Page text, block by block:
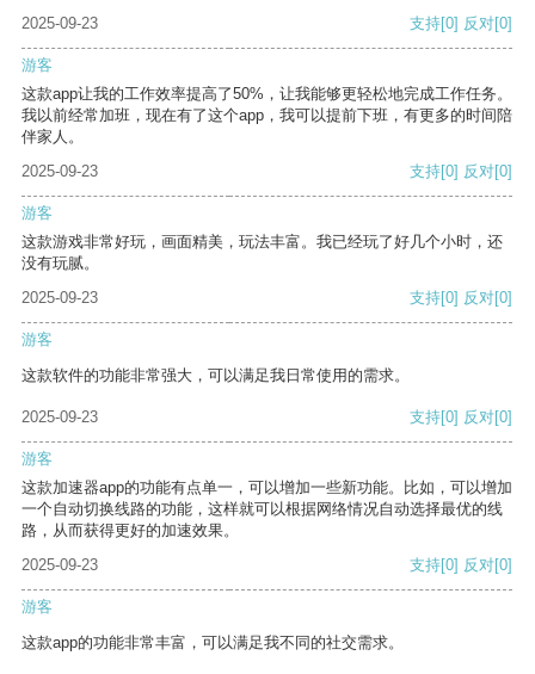
2025-09-23
支持[0] 反对[0]
游客
这款app让我的工作效率提高了50%，让我能够更轻松地完成工作任务。
我以前经常加班，现在有了这个app，我可以提前下班，有更多的时间陪
伴家人。
2025-09-23
支持[0] 反对[0]
游客
这款游戏非常好玩，画面精美，玩法丰富。我已经玩了好几个小时，还
没有玩腻。
2025-09-23
支持[0] 反对[0]
游客
这款软件的功能非常强大，可以满足我日常使用的需求。
2025-09-23 支持[0] 反对[0]
游客
这款加速器app的功能有点单一，可以增加一些新功能。比如，可以增加
一个自动切换线路的功能，这样就可以根据网络情况自动选择最优的线
路，从而获得更好的加速效果。
2025-09-23
支持[0] 反对[0]
游客
这款app的功能非常丰富，可以满足我不同的社交需求。